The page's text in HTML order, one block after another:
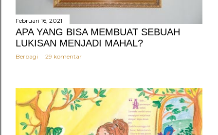
Februari 16, 2021
APA YANG BISA MEMBUAT SEBUAH
LUKISAN MENJADI MAHAL?
Berbagi 29 komentar